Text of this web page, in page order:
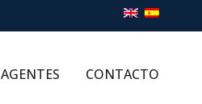
AGENTES CONTACTO